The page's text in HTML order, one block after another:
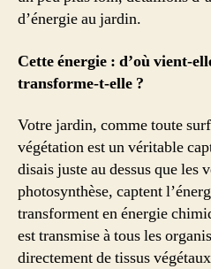
d’énergie au jardin.
Cette énergie : d’où vient-
transforme-t-elle ?
Votre jardin, comme toute
végétation est un véritable
disais juste au dessus que les
photosynthèse, captent
transforment en énergie
est transmise à tous les
directement de tissus